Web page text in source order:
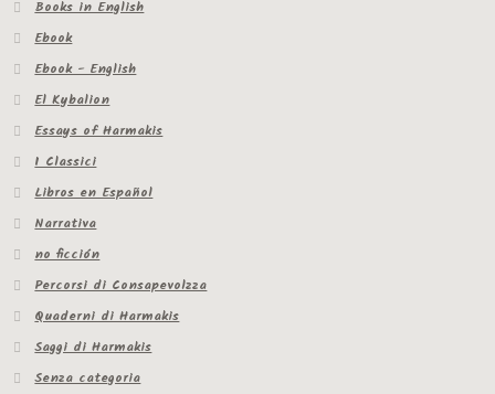
Books in English
Ebook
Ebook - English
El Kybalion
Essays of Harmakis
I Classici
Libros en Español
Narrativa
no ficción
Percorsi di Consapevolzza
Quaderni di Harmakis
Saggi di Harmakis
Senza categoria